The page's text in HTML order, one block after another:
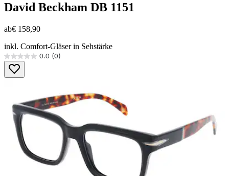
David Beckham DB 1151
ab€ 158,90
inkl. Comfort-Gläser in Sehstärke
0.0 (0)
0.0
von
5